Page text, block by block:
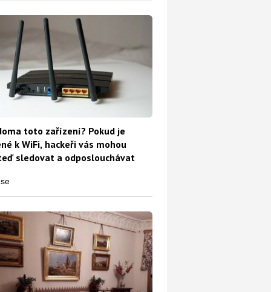
toto zařízení? Pokud je
k WiFi, hackeři vás mohou
sledovat a odposlouchávat